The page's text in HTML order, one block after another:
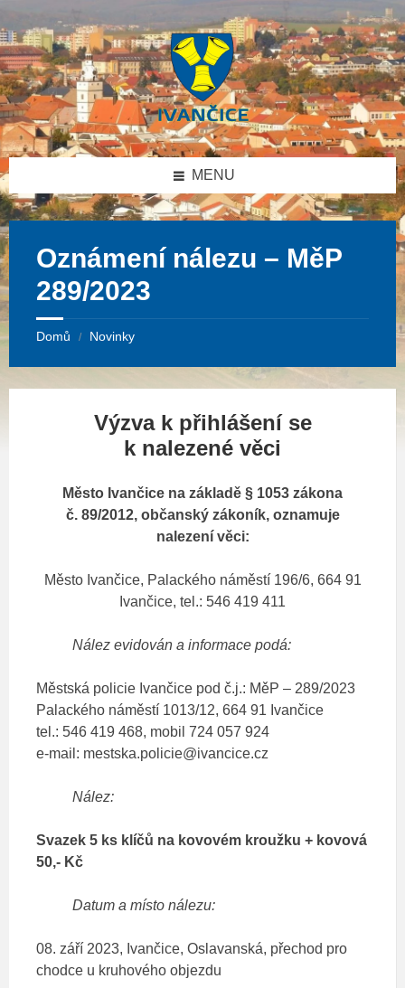
obsah
levý
panel
patičku
MENU
Oznámení nálezu – MěP
289/2023
Domů / Novinky
Výzva k přihlášení se
k nalezené věci
Město Ivančice na základě § 1053 zákona
č. 89/2012, občanský zákoník, oznamuje
nalezení věci:
Město Ivančice, Palackého náměstí 196/6, 664 91
Ivančice, tel.: 546 419 411
Nález evidován a informace podá:
Městská policie Ivančice pod č.j.: MěP – 289/2023
Palackého náměstí 1013/12, 664 91 Ivančice
tel.: 546 419 468, mobil 724 057 924
e-mail: mestska.policie@ivancice.cz
Nález:
Svazek 5 ks klíčů na kovovém kroužku + kovová
50,- Kč
Datum a místo nálezu:
08. září 2023, Ivančice, Oslavanská, přechod pro
chodce u kruhového objezdu